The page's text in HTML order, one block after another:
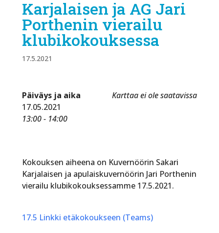
Karjalaisen ja AG Jari
Porthenin vierailu
klubikokouksessa
17.5.2021
Karttaa ei ole saatavissa
Päiväys ja aika
17.05.2021
13:00 - 14:00
Kokouksen aiheena on Kuvernöörin Sakari
Karjalaisen ja apulaiskuvernöörin Jari Porthenin
vierailu klubikokouksessamme 17.5.2021.
17.5 Linkki etäkokoukseen (Teams)